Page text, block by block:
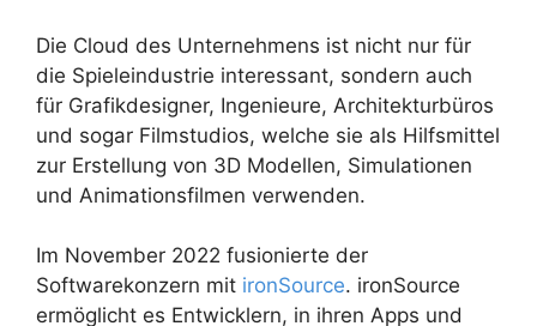
Die Cloud des Unternehmens ist nicht nur für
die Spieleindustrie interessant, sondern auch
für Grafikdesigner, Ingenieure, Architekturbüros
und sogar Filmstudios, welche sie als Hilfsmittel
zur Erstellung von 3D Modellen, Simulationen
und Animationsfilmen verwenden.
Im November 2022 fusionierte der
Softwarekonzern mit ironSource. ironSource
ermöglicht es Entwicklern, in ihren Apps und